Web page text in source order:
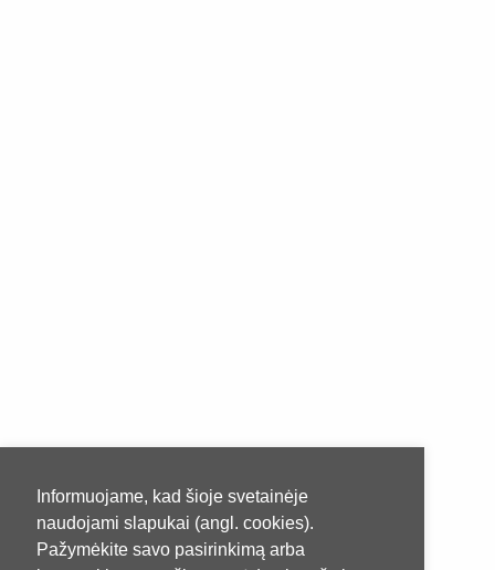
Informuojame, kad šioje svetainėje
naudojami slapukai (angl. cookies).
Pažymėkite savo pasirinkimą arba